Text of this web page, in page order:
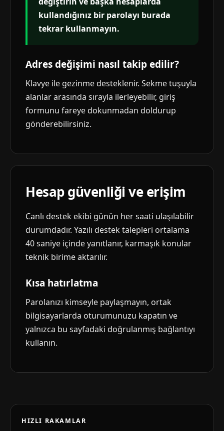
kullandığınız bir parolayı burada
tekrar kullanmayın.
Adres değişimi nasıl takip edilir?
Klavye ile gezinme desteklenir. Sekme tuşuyla
alanlar arasında sırayla ilerleyebilir, giriş
formunu fareye dokunmadan doldurup
gönderebilirsiniz.
Hesap güvenliği ve erişim
Canlı destek ekibi günün her saati ulaşılabilir
durumdadır. Yazılı destek talepleri ortalama
40 saniye içinde yanıtlanır, karmaşık konular
teknik birime aktarılır.
Kısa hatırlatma
Parolanızı kimseyle paylaşmayın, ortak
bilgisayarlarda oturumunuzu kapatın ve
yalnızca bu sayfadaki doğrulanmış bağlantıyı
kullanın.
HIZLI RAKAMLAR